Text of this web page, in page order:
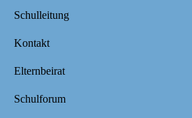
Schulleitung
Kontakt
Elternbeirat
Schulforum